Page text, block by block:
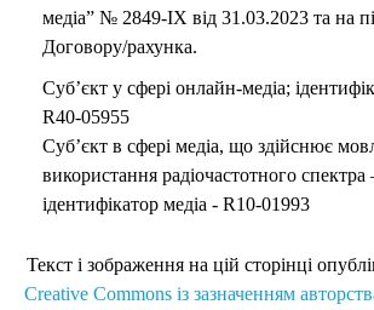
медіа” № 2849-IX від 31.03.2023 та на
Договору/рахунка.
Суб’єкт у сфері онлайн-медіа;
R40-05955
Суб’єкт в сфері медіа, що здійснює
використання радіочастотного спектра
ідентифікатор медіа - R10-01993
Текст і зображення на цій сторінці
Creative Commons із зазначенням